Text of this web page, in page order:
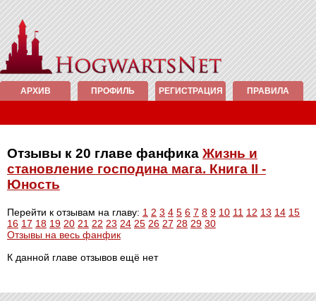
АРХИВ ПРОФИЛЬ РЕГИСТРАЦИЯ ПРАВИЛА
Отзывы к 20 главе фанфика Жизнь и
становление господина мага. Книга II -
Юность
Перейти к отзывам на главу: 1 2 3 4 5 6 7 8 9 10 11 12 13 14 15
16 17 18 19 20 21 22 23 24 25 26 27 28 29 30
Отзывы на весь фанфик
К данной главе отзывов ещё нет